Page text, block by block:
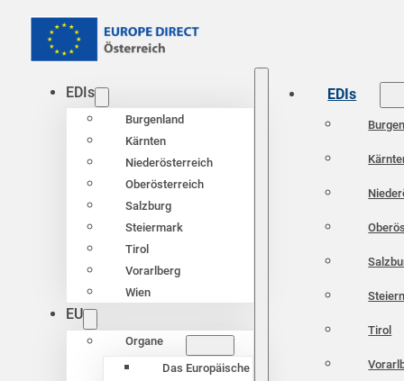
EDIs
Burgenland
Kärnten
Niederösterreich
Oberösterreich
Salzburg
Steiermark
Tirol
Vorarlberg
Wien
EU
Organe
Das Europäische
EDIs
Tirol